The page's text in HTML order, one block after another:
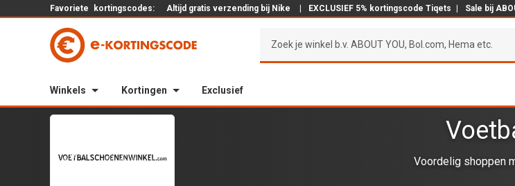
Favoriete kortingscodes: Altijd gratis verzending bij Nike EXCLUSIEF 5% kortingscode Tiqets Sale bij
Winkels Kortingen Exclusief
Voordelig shoppen